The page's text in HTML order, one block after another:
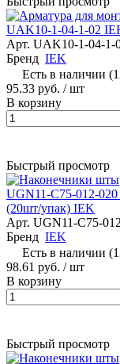
UAK10-1-04-1-02
Арт. UAK10-1-04-1-
Бренд IEK
Есть в наличии
95.33 руб. / шт
В корзину
Быстрый просмотр
UGN11-C75-012-
(20шт/упак) IEK
Арт. UGN11-C75-
Бренд IEK
Есть в наличии
98.61 руб. / шт
В корзину
Быстрый просмотр